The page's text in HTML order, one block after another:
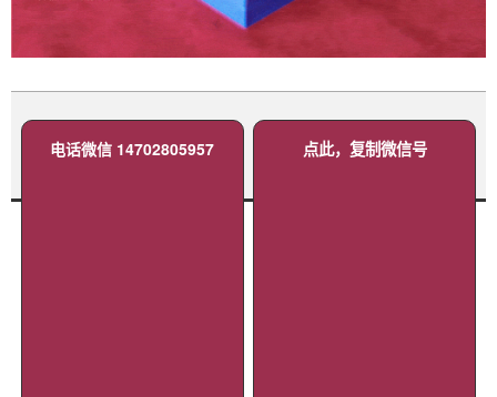
电话微信 14702805957 点此，复制微信号